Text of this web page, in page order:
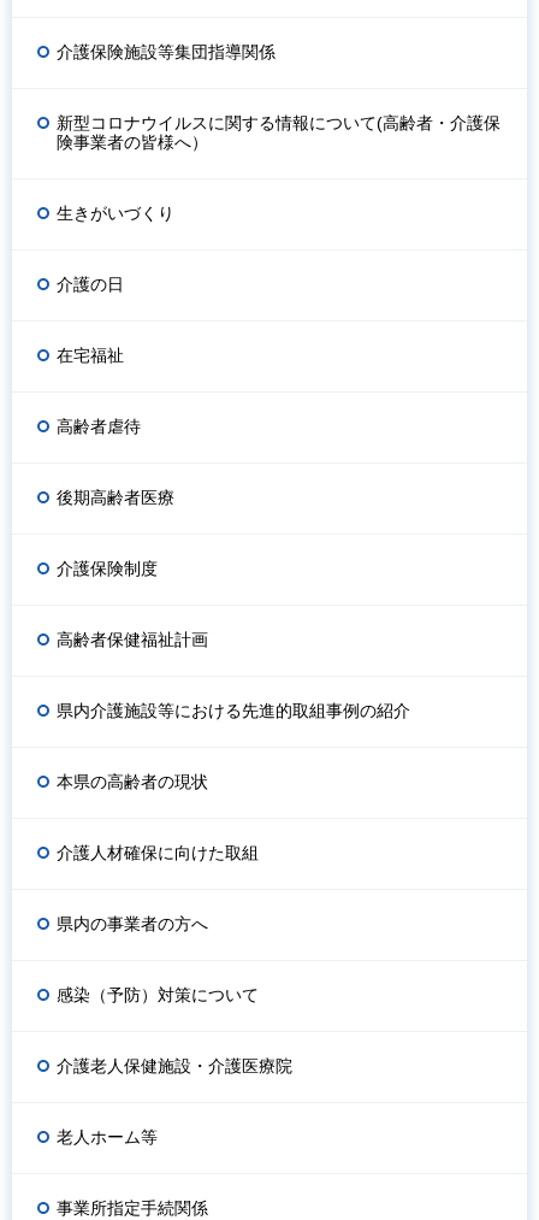
介護保険施設等集団指導関係
新型コロナウイルスに関する情報について(高齢者・介護保
険事業者の皆様へ）
生きがいづくり
介護の日
在宅福祉
高齢者虐待
後期高齢者医療
介護保険制度
高齢者保健福祉計画
県内介護施設等における先進的取組事例の紹介
本県の高齢者の現状
介護人材確保に向けた取組
県内の事業者の方へ
感染（予防）対策について
介護老人保健施設・介護医療院
老人ホーム等
事業所指定手続関係